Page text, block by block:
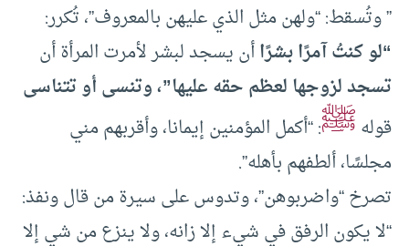
” وتُسقط: “ولهن مثل الذي عليهن بالمعروف”، تُكرر:
“لو كنتُ آمرًا بشرًاأن يسجد لبشر لأمرت المرأة أن
تسجد لزوجها لعظم حقه عليها”، وتنسى أو تتناسى
قولهﷺ: “أكمل المؤمنين إيمانا، وأقربهم مني
مجلسًا، ألطفهم بأهله”.
تصرخ “واضربوهن”، وتدوس على سيرة من قال ونفذ:
“لا يكون الرفق في شيء إلا زانه، ولا ينزع من شي إلا